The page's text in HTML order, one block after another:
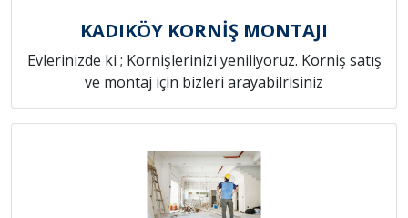
KADIKÖY KORNİŞ MONTAJI
Evlerinizde ki ; Kornişlerinizi yeniliyoruz. Korniş satış
ve montaj için bizleri arayabilrisiniz